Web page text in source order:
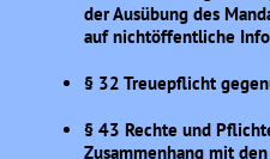
der Ausübung des
auf nichtöffentliche
§ 32 Treuepflicht
§ 43 Rechte und
Zusammenhang mit